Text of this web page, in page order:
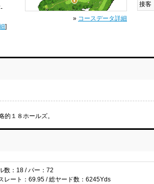
]
» コースデータ詳細
接客
的１８ホールズ。
数：18 / パー：72
レート：69.95 / 総ヤード数：6245Yds